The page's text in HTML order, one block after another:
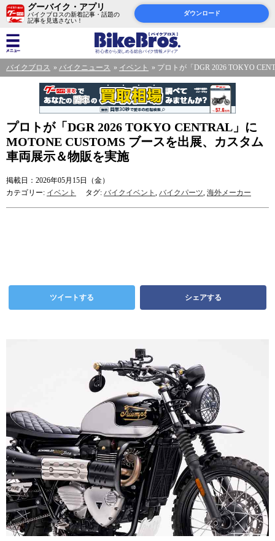
グーバイク・アプリ
バイクブロスの新着記事・話題の
記事を見逃さない！
ダウンロード
バイクブロス バイクニュース イベント プロトが「DGR 2026 TOKYO
プロトが「DGR 2026 TOKYO CENTRAL」に
MOTONE CUSTOMS ブースを出展、カスタム
車両展示＆物販を実施
掲載日：2026年05月15日（金）
カテゴリー: イベント タグ: バイクイベント , バイクパーツ, 海外メーカー
ツイートする シェアする